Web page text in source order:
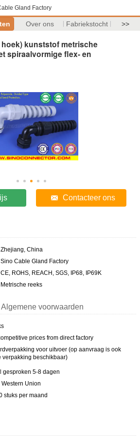
Gland Factory
Over ons Fabriekstocht >>
kunststof metrische
spiraalvormige flex- en
Contacteer ons
Zhejiang, China
Sino Cable Gland Factory
CE, ROHS, REACH, SGS, IP68, IP69K
Metrische reeks
voorwaarden
prices from direct factory
voor uitvoer (op aanvraag is ook
verpakking beschikbaar)
gesproken 5-8 dagen
Western Union
stuks per maand